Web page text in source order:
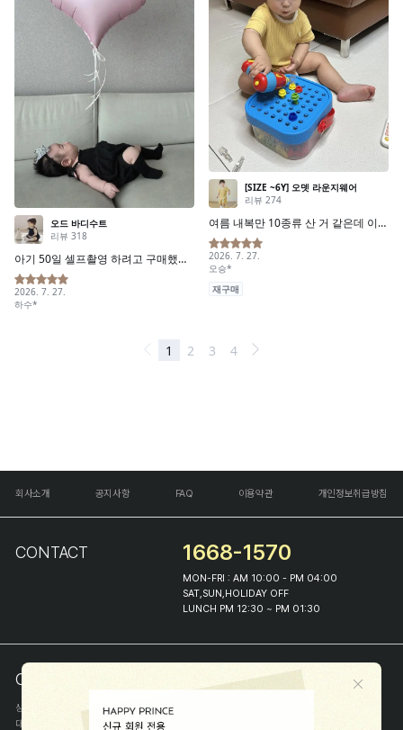
회사소개 공지사항 FAQ 이용약관 개인정보취급방침
CONTACT 1668-1570
MON-FRI : AM 10:00 - PM 04:00
SAT,SUN,HOLIDAY OFF
LUNCH PM 12:30 ~ PM 01:30
COMPANY INFO
상호
(주)해피프린스
대표
이화진